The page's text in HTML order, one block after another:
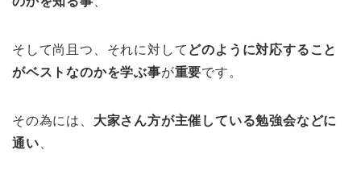
そして尚且つ、それに対して どのように対応すること
がベストなのかを学ぶ事が重要です。
その為には、 大家さん方が主催している勉強会などに
通い